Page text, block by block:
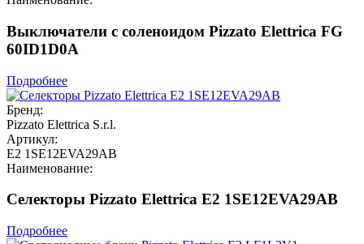
Выключатели с соленоидом Pizzato Elettrica FG
60ID1D0A
Подробнее
Бренд:
Pizzato Elettrica S.r.l.
Артикул:
E2 1SE12EVA29AB
Наименование:
Селекторы Pizzato Elettrica E2 1SE12EVA29AB
Подробнее